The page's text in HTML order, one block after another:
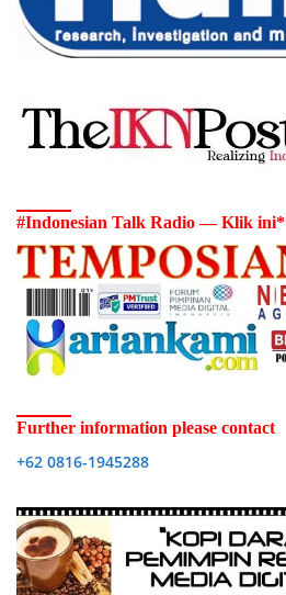
#Indonesian Talk Radio — Klik ini*
Further information please contact
+62 0816-1945288